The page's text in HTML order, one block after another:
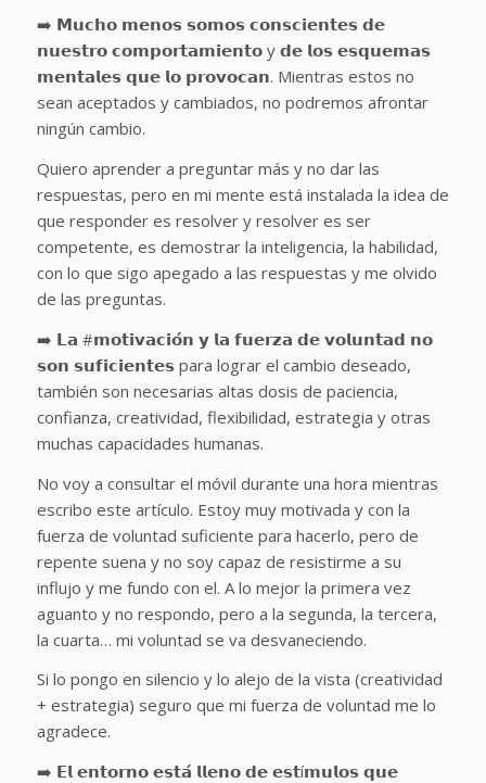
➡️ 𝗠𝘂𝗰𝗵𝗼 𝗺𝗲𝗻𝗼𝘀 𝘀𝗼𝗺𝗼𝘀 𝗰𝗼𝗻𝘀𝗰𝗶𝗲𝗻𝘁𝗲𝘀 𝗱𝗲
𝗻𝘂𝗲𝘀𝘁𝗿𝗼 𝗰𝗼𝗺𝗽𝗼𝗿𝘁𝗮𝗺𝗶𝗲𝗻𝘁𝗼 y 𝗱𝗲 𝗹𝗼𝘀 𝗲𝘀𝗾𝘂𝗲𝗺𝗮𝘀
𝗺𝗲𝗻𝘁𝗮𝗹𝗲𝘀 𝗾𝘂𝗲 𝗹𝗼 𝗽𝗿𝗼𝘃𝗼𝗰𝗮𝗻. Mientras estos no
sean aceptados y cambiados, no podremos afrontar
ningún cambio.
Quiero aprender a preguntar más y no dar las
respuestas, pero en mi mente está instalada la idea de
que responder es resolver y resolver es ser
competente, es demostrar la inteligencia, la habilidad,
con lo que sigo apegado a las respuestas y me olvido
de las preguntas.
➡️ 𝗟𝗮 #𝗺𝗼𝘁𝗶𝘃𝗮𝗰𝗶𝗼́𝗻 𝘆 𝗹𝗮 𝗳𝘂𝗲𝗿𝘇𝗮 𝗱𝗲 𝘃𝗼𝗹𝘂𝗻𝘁𝗮𝗱 𝗻𝗼
𝘀𝗼𝗻 𝘀𝘂𝗳𝗶𝗰𝗶𝗲𝗻𝘁𝗲𝘀 para lograr el cambio deseado,
también son necesarias altas dosis de paciencia,
confianza, creatividad, flexibilidad, estrategia y otras
muchas capacidades humanas.
No voy a consultar el móvil durante una hora mientras
escribo este artículo. Estoy muy motivada y con la
fuerza de voluntad suficiente para hacerlo, pero de
repente suena y no soy capaz de resistirme a su
influjo y me fundo con el. A lo mejor la primera vez
aguanto y no respondo, pero a la segunda, la tercera,
la cuarta… mi voluntad se va desvaneciendo.
Si lo pongo en silencio y lo alejo de la vista (creatividad
+ estrategia) seguro que mi fuerza de voluntad me lo
agradece.
➡️ 𝗘𝗹 𝗲𝗻𝘁𝗼𝗿𝗻𝗼 𝗲𝘀𝘁𝗮́ 𝗹𝗹𝗲𝗻𝗼 𝗱𝗲 𝗲𝘀𝘁í𝗺𝘂𝗹𝗼𝘀 𝗾𝘂𝗲